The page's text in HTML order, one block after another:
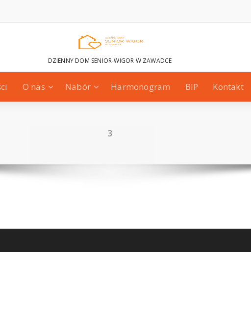
DZIENNY DOM SENIOR-WIGOR W ZAWADCE
O nas Nabór Harmonogram BIP Kontakt
3